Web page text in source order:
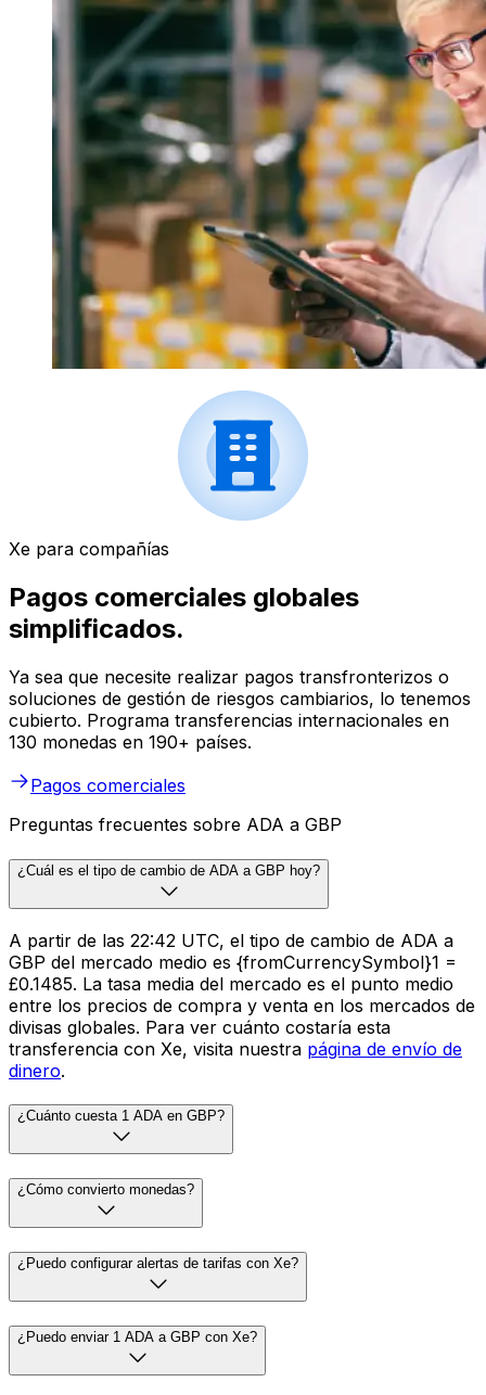
Xe para compañías
Pagos comerciales globales
simplificados.
Ya sea que necesite realizar pagos transfronterizos o
soluciones de gestión de riesgos cambiarios, lo tenemos
cubierto. Programa transferencias internacionales en
130 monedas en 190+ países.
Pagos comerciales
Preguntas frecuentes sobre ADA a GBP
¿Cuál es el tipo de cambio de ADA a GBP hoy?
A partir de las 22:42 UTC, el tipo de cambio de ADA a
GBP del mercado medio es {fromCurrencySymbol}1 =
£0.1485. La tasa media del mercado es el punto medio
entre los precios de compra y venta en los mercados de
divisas globales. Para ver cuánto costaría esta
transferencia con Xe, visita nuestra página de envío de
dinero.
¿Cuánto cuesta 1 ADA en GBP?
¿Cómo convierto monedas?
¿Puedo configurar alertas de tarifas con Xe?
¿Puedo enviar 1 ADA a GBP con Xe?